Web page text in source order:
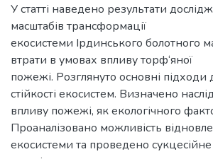
У статті наведено результати
масштабів трансформації
екосистеми Ірдинського болотного
втрати в умовах впливу торф‘яної
пожежі. Розглянуто основні підходи
стійкості екосистем. Визначено
впливу пожежі, як екологічного
Проаналізовано можливість
екосистеми та проведено